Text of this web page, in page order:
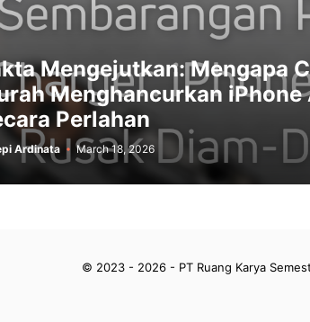
Mengejutkan: Mengapa
Menghancurkan iPhone
Perlahan
Ardinata March 18, 2026
© 2023 - 2026 - PT Ruang Karya